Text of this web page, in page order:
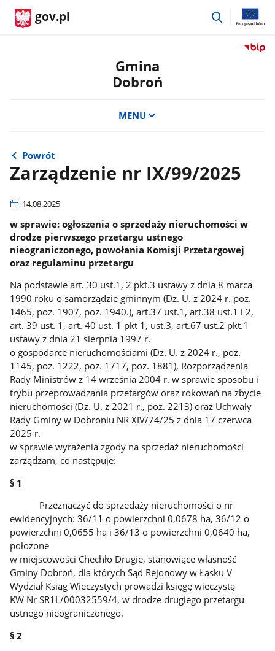
gov.pl
przejdź
Przejdź
Gmina
Dobroń
MENU
Powrót
Zarządzenie nr IX/99/2025
14.08.2025
w sprawie: ogłoszenia o sprzedaży nieruchomości w
drodze pierwszego przetargu ustnego
nieograniczonego, powołania Komisji Przetargowej
oraz regulaminu przetargu
Na podstawie art. 30 ust.1, 2 pkt.3 ustawy z dnia 8 marca
1990 roku o samorządzie gminnym (Dz. U. z 2024 r. poz.
1465, poz. 1907, poz. 1940.), art.37 ust.1, art.38 ust.1 i 2,
art. 39 ust. 1, art. 40 ust. 1 pkt 1, ust.3, art.67 ust.2 pkt.1
ustawy z dnia 21 sierpnia 1997 r.
o gospodarce nieruchomościami (Dz. U. z 2024 r., poz.
1145, poz. 1222, poz. 1717, poz. 1881), Rozporządzenia
Rady Ministrów z 14 września 2004 r. w sprawie sposobu i
trybu przeprowadzania przetargów oraz rokowań na zbycie
nieruchomości (Dz. U. z 2021 r., poz. 2213) oraz Uchwały
Rady Gminy w Dobroniu NR XIV/74/25 z dnia 17 czerwca
2025 r.
w sprawie wyrażenia zgody na sprzedaż nieruchomości
zarządzam, co następuje:
§ 1
Przeznaczyć do sprzedaży nieruchomości o nr
ewidencyjnych: 36/11 o powierzchni 0,0678 ha, 36/12 o
powierzchni 0,0655 ha i 36/13 o powierzchni 0,0640 ha,
położone
w miejscowości Chechło Drugie, stanowiące własność
Gminy Dobroń, dla których Sąd Rejonowy w Łasku V
Wydział Ksiąg Wieczystych prowadzi księgę wieczystą
KW Nr SR1L/00032559/4, w drodze drugiego przetargu
ustnego nieograniczonego.
§ 2